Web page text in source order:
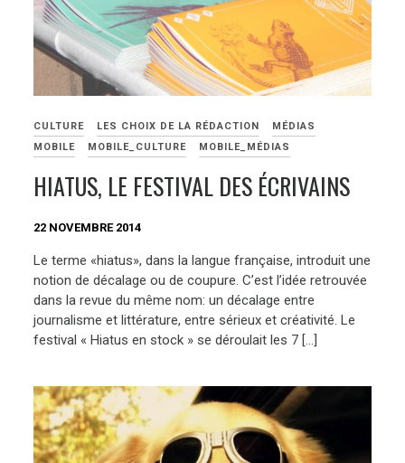
CULTURE LES CHOIX DE LA RÉDACTION
MÉDIAS
MOBILE
MOBILE_CULTURE MOBILE_MÉDIAS
HIATUS, LE FESTIVAL DES ÉCRIVAINS
22 NOVEMBRE 2014
Le terme «hiatus», dans la langue française, introduit une
notion de décalage ou de coupure. C’est l’idée retrouvée
dans la revue du même nom: un décalage entre
journalisme et littérature, entre sérieux et créativité. Le
festival « Hiatus en stock » se déroulait les 7 […]